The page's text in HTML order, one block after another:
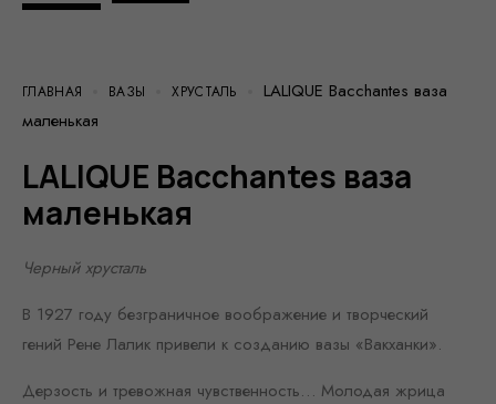
ГЛАВНАЯ ВАЗЫ ХРУСТАЛЬ
LALIQUE Bacchantes ваза
маленькая
LALIQUE Bacchantes ваза
маленькая
Черный хрусталь
В 1927 году безграничное воображение и творческий
гений Рене Лалик привели к созданию вазы «Вакханки».
Дерзость и тревожная чувственность… Молодая жрица